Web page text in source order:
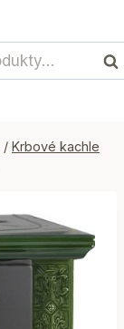
/ Krbové kachle